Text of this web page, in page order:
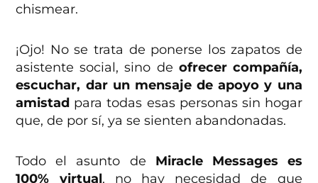
chismear.
¡Ojo! No se trata de ponerse los zapatos de
asistente social, sino de ofrecer compañía,
escuchar, dar un mensaje de apoyo y una
amistad para todas esas personas sin hogar
que, de por sí, ya se sienten abandonadas.
Todo el asunto de Miracle Messages es
100% virtual, no hay necesidad de que